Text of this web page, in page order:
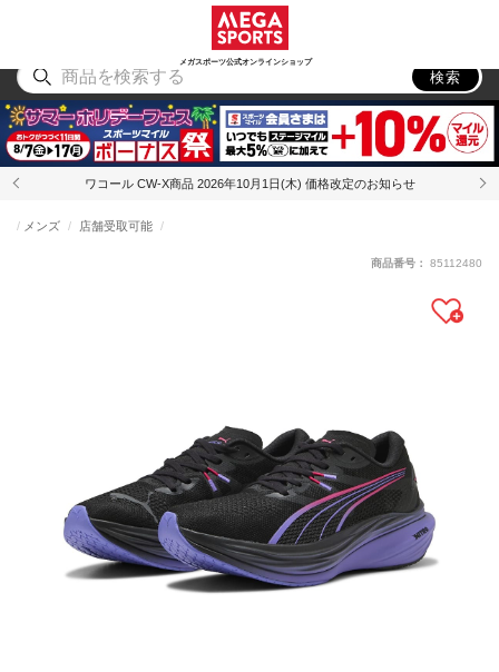
メガスポーツ公式オンラインショップ
アウトドア
検索
ワコール CW-X商品 2026年10月1日(木) 価格改定のお知らせ
メンズ 店舗受取可能
商品番号： 85112480